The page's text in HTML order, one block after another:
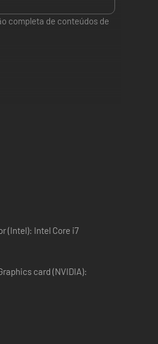
completa de conteúdos de
(Intel): Intel Core i7
card (NVIDIA):